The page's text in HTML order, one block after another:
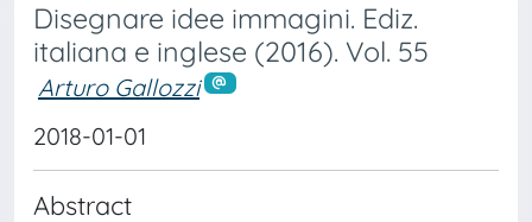
Disegnare idee immagini. Ediz.
italiana e inglese (2016). Vol. 55
Arturo Gallozzi
2018-01-01
Abstract